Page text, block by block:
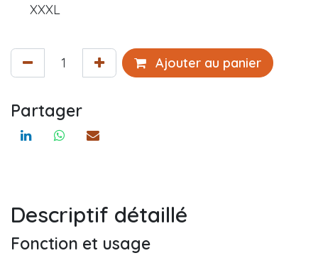
XXXL
Ajouter au panier
Partager
Descriptif détaillé
Fonction et usage